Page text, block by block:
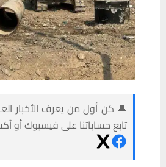
🔔 كن أول من يعرف الأخبار
تابع حساباتنا على فيسبوك أو